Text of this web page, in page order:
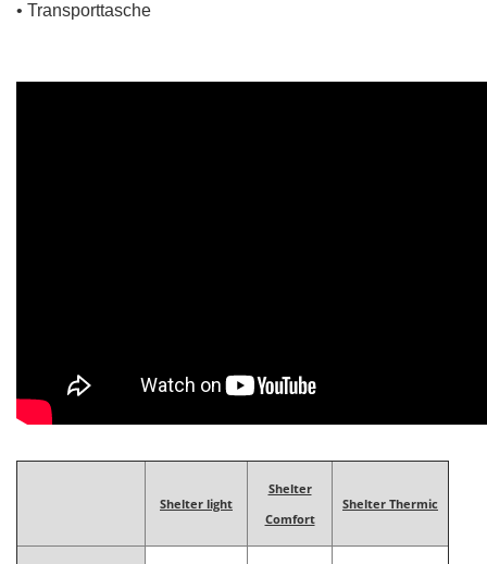
• Transporttasche
Shelter light
Shelter
Comfort
Shelter Thermic